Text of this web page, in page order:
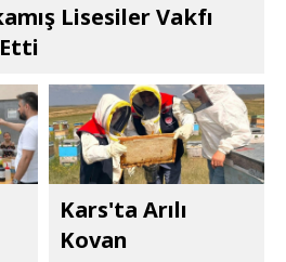
Lisesiler Vakfı
Kars'ta Arılı
Kovan